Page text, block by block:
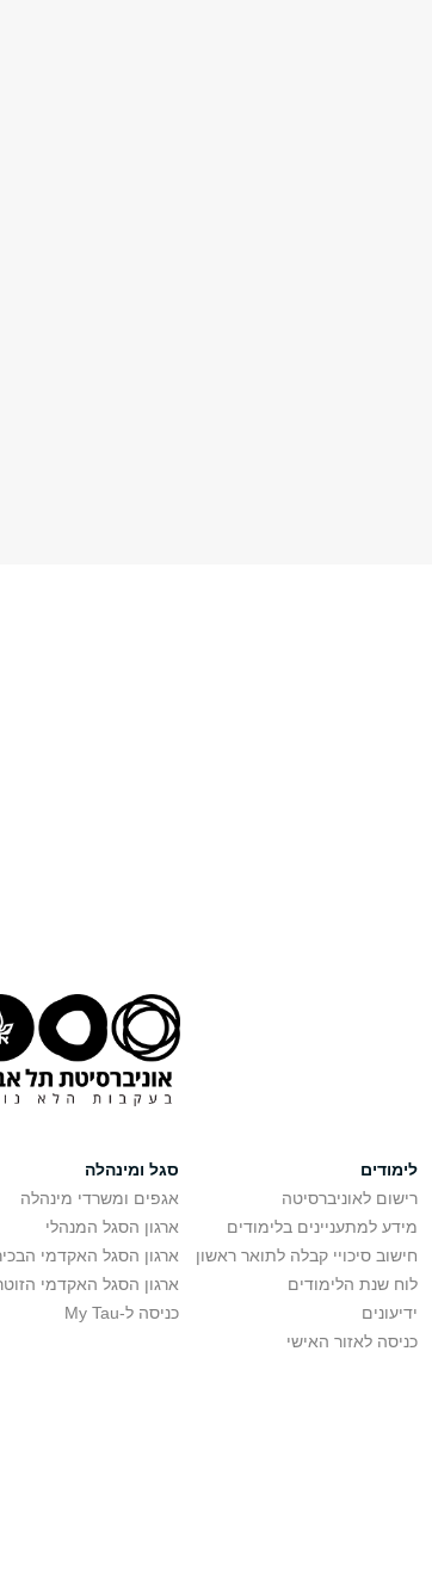
לימודים
רישום לאוניברסיטה
מידע למתעניינים בלימודים
חישוב סיכויי קבלה לתואר ראשון
לוח שנת הלימודים
ידיעונים
כניסה לאזור האישי
סגל ומינהלה
אגפים ומשרדי מינהלה
ארגון הסגל המנהלי
ארגון הסגל האקדמי
ארגון הסגל האקדמי
כניסה ל-My Tau